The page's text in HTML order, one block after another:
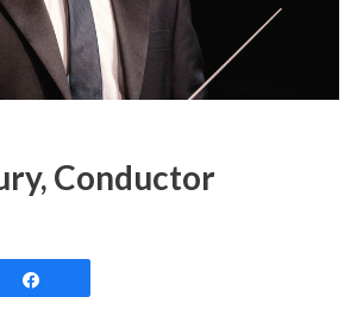
Conductor